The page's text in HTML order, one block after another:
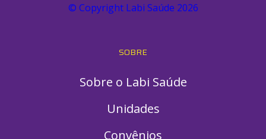
© Copyright Labi Saúde 2026
SOBRE
Sobre o Labi Saúde
Unidades
Convênios